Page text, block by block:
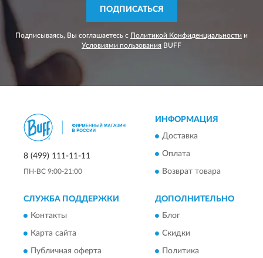
ПОДПИСАТЬСЯ
Подписываясь, Вы соглашаетесь с Политикой Конфиденциальности и
Условиями пользования BUFF
8 (499) 111-11-11
ПН-ВС 9:00-21:00
ИНФОРМАЦИЯ
Доставка
Оплата
Возврат товара
СЛУЖБА ПОДДЕРЖКИ
Контакты
Карта сайта
Публичная оферта
ДОПОЛНИТЕЛЬНО
Блог
Скидки
Политика